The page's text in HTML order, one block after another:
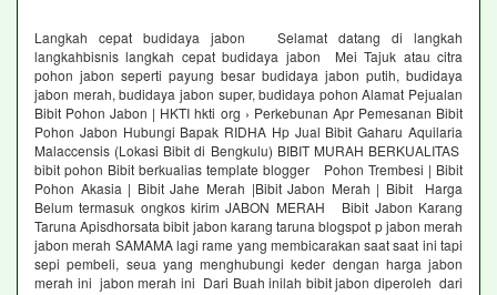
Langkah cepat budidaya jabon Selamat datang di langkah
langkahbisnis langkah cepat budidaya jabon Mei Tajuk atau citra
pohon jabon seperti payung besar budidaya jabon putih, budidaya
jabon merah, budidaya jabon super, budidaya pohon Alamat Pejualan
Bibit Pohon Jabon | HKTI hkti org › Perkebunan Apr Pemesanan Bibit
Pohon Jabon Hubungi Bapak RIDHA Hp Jual Bibit Gaharu Aquilaria
Malaccensis (Lokasi Bibit di Bengkulu) BIBIT MURAH BERKUALITAS
bibit pohon Bibit berkualias template blogger Pohon Trembesi | Bibit
Pohon Akasia | Bibit Jahe Merah |Bibit Jabon Merah | Bibit Harga
Belum termasuk ongkos kirim JABON MERAH Bibit Jabon Karang
Taruna Apisdhorsata bibit jabon karang taruna blogspot p jabon merah
jabon merah SAMAMA lagi rame yang membicarakan saat saat ini tapi
sepi pembeli, seua yang menghubungi keder dengan harga jabon
merah ini jabon merah ini Dari Buah inilah bibit jabon diperoleh dari